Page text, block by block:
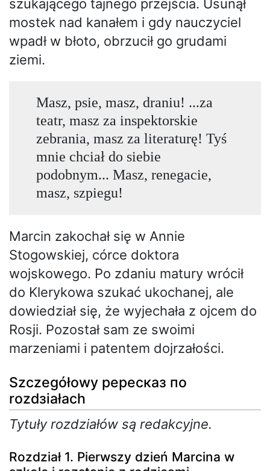
szukającego tajnego przejścia. Usunął
mostek nad kanałem i gdy nauczyciel
wpadł w błoto, obrzucił go grudami
ziemi.
Masz, psie, masz, draniu! ...za
teatr, masz za inspektorskie
zebrania, masz za literaturę! Tyś
mnie chciał do siebie
podobnym... Masz, renegacie,
masz, szpiegu!
Marcin zakochał się w Annie
Stogowskiej, córce doktora
wojskowego. Po zdaniu matury wrócił
do Klerykowa szukać ukochanej, ale
dowiedział się, że wyjechała z ojcem do
Rosji. Pozostał sam ze swoimi
marzeniami i patentem dojrzałości.
Szczegółowy pересказ по
rozdзiałach
Tytuły rozdziałów są redakcyjne.
Rozdział 1. Pierwszy dzień Marcina w